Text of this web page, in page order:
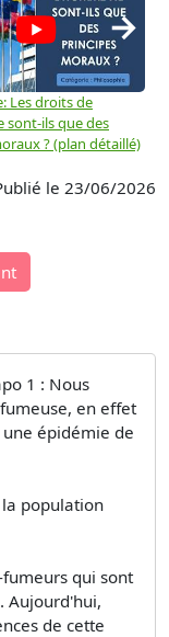
Les droits de
sont-ils que des
? (plan détaillé)
→
le 23/06/2026
1 : Nous
en effet
épidémie de
population
qui sont
Aujourd'hui,
de cette